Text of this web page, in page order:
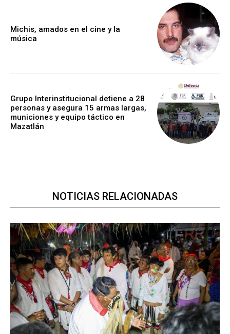
Michis, amados en el cine y la
música
Grupo Interinstitucional detiene a 28
personas y asegura 15 armas largas,
municiones y equipo táctico en
Mazatlán
NOTICIAS RELACIONADAS